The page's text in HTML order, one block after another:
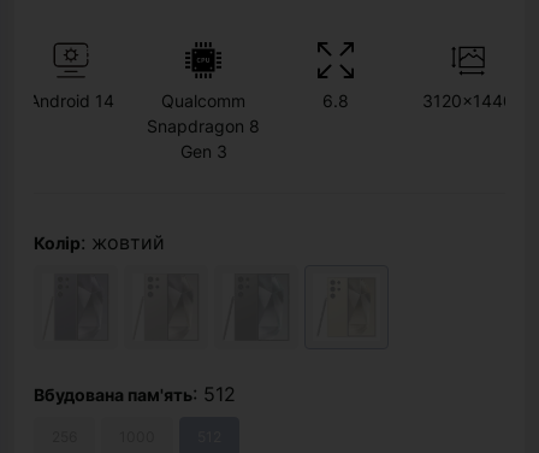
Android 14
Qualcomm
Snapdragon 8
Gen 3
6.8 3120x1440
Колір: жовтий
Вбудована пам'ять: 512